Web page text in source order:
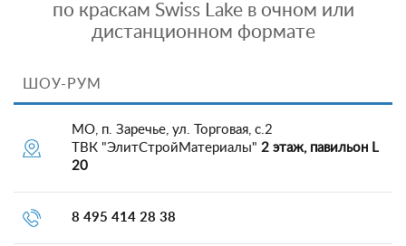
по краскам Swiss Lake в очном или
дистанционном формате
ШОУ-РУМ
МО, п. Заречье, ул. Торговая, с.2
ТВК "ЭлитСтройМатериалы" 2 этаж, павильон L
20
8 495 414 28 38